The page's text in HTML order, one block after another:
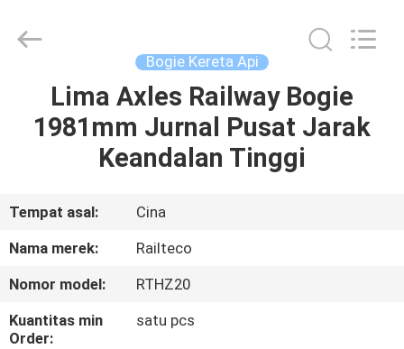
RUMAH
TENTANG
KITA
WISATA
PABRIK
Equipment
Bogie Kereta Api
Lima Axles Railway Bogie
1981mm Jurnal Pusat Jarak
Keandalan Tinggi
Tempat asal:
Cina
Nama merek:
Railteco
Nomor model:
RTHZ20
Kuantitas min
Order:
satu pcs